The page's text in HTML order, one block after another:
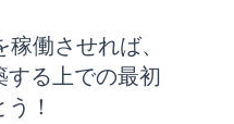
働させれば、
る上での最初
！